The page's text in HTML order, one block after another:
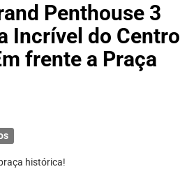
Penthouse 3
Incrível do Centro
frente a Praça
histórica!